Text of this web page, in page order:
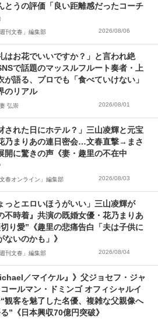
とうの評価「良い距離感だったコーチ
週刊文春」編集部 2026/08/06
はお花でいいですか？」と言われ絶
で話題のマッスルフルート奏者・上
が語る、プロでも「食べていけない」
のリアル
弘崇 2026/08/01
された日にホテル？」三山凌輝と元宝
乃まりあの連日密会…文春直撃→まさ
開に驚きの声《妻・趣里の不在中
文春オンライン」編集部 2026/08/03
っとエロいほうがいい」三山凌輝が
不時着』共演の既婚女優・花乃まりあ
切り愛”《趣里の悲痛告白「夫は子供に
ないのかも」》
週刊文春」編集部 2026/08/04
／マイケル』》父ジョセフ・ジャ
ールマン・ドミンゴ オフィシャルイ
観客を魅了した名優、複雑な父親像へ
”《日本興収70億円突破》